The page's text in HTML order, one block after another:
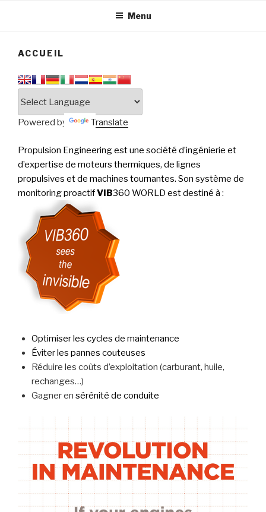
PERFORMANCE
Menu
ACCUEIL
Powered by Translate
Propulsion Engineering est une société d’ingénierie et
d’expertise de moteurs thermiques, de lignes
propulsives et de machines tournantes. Son système de
monitoring proactifVIB360 WORLD est destiné à :
Optimiser les cycles de maintenance
Éviter les pannes couteuses
Réduire les coûts d’exploitation (carburant, huile,
rechanges…)
Gagner en sérénité de conduite